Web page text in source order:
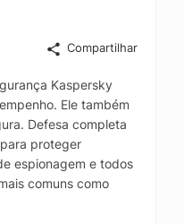
Compartilhar
Kaspersky
Ele também
Defesa completa
proteger
espionagem e todos
comuns como